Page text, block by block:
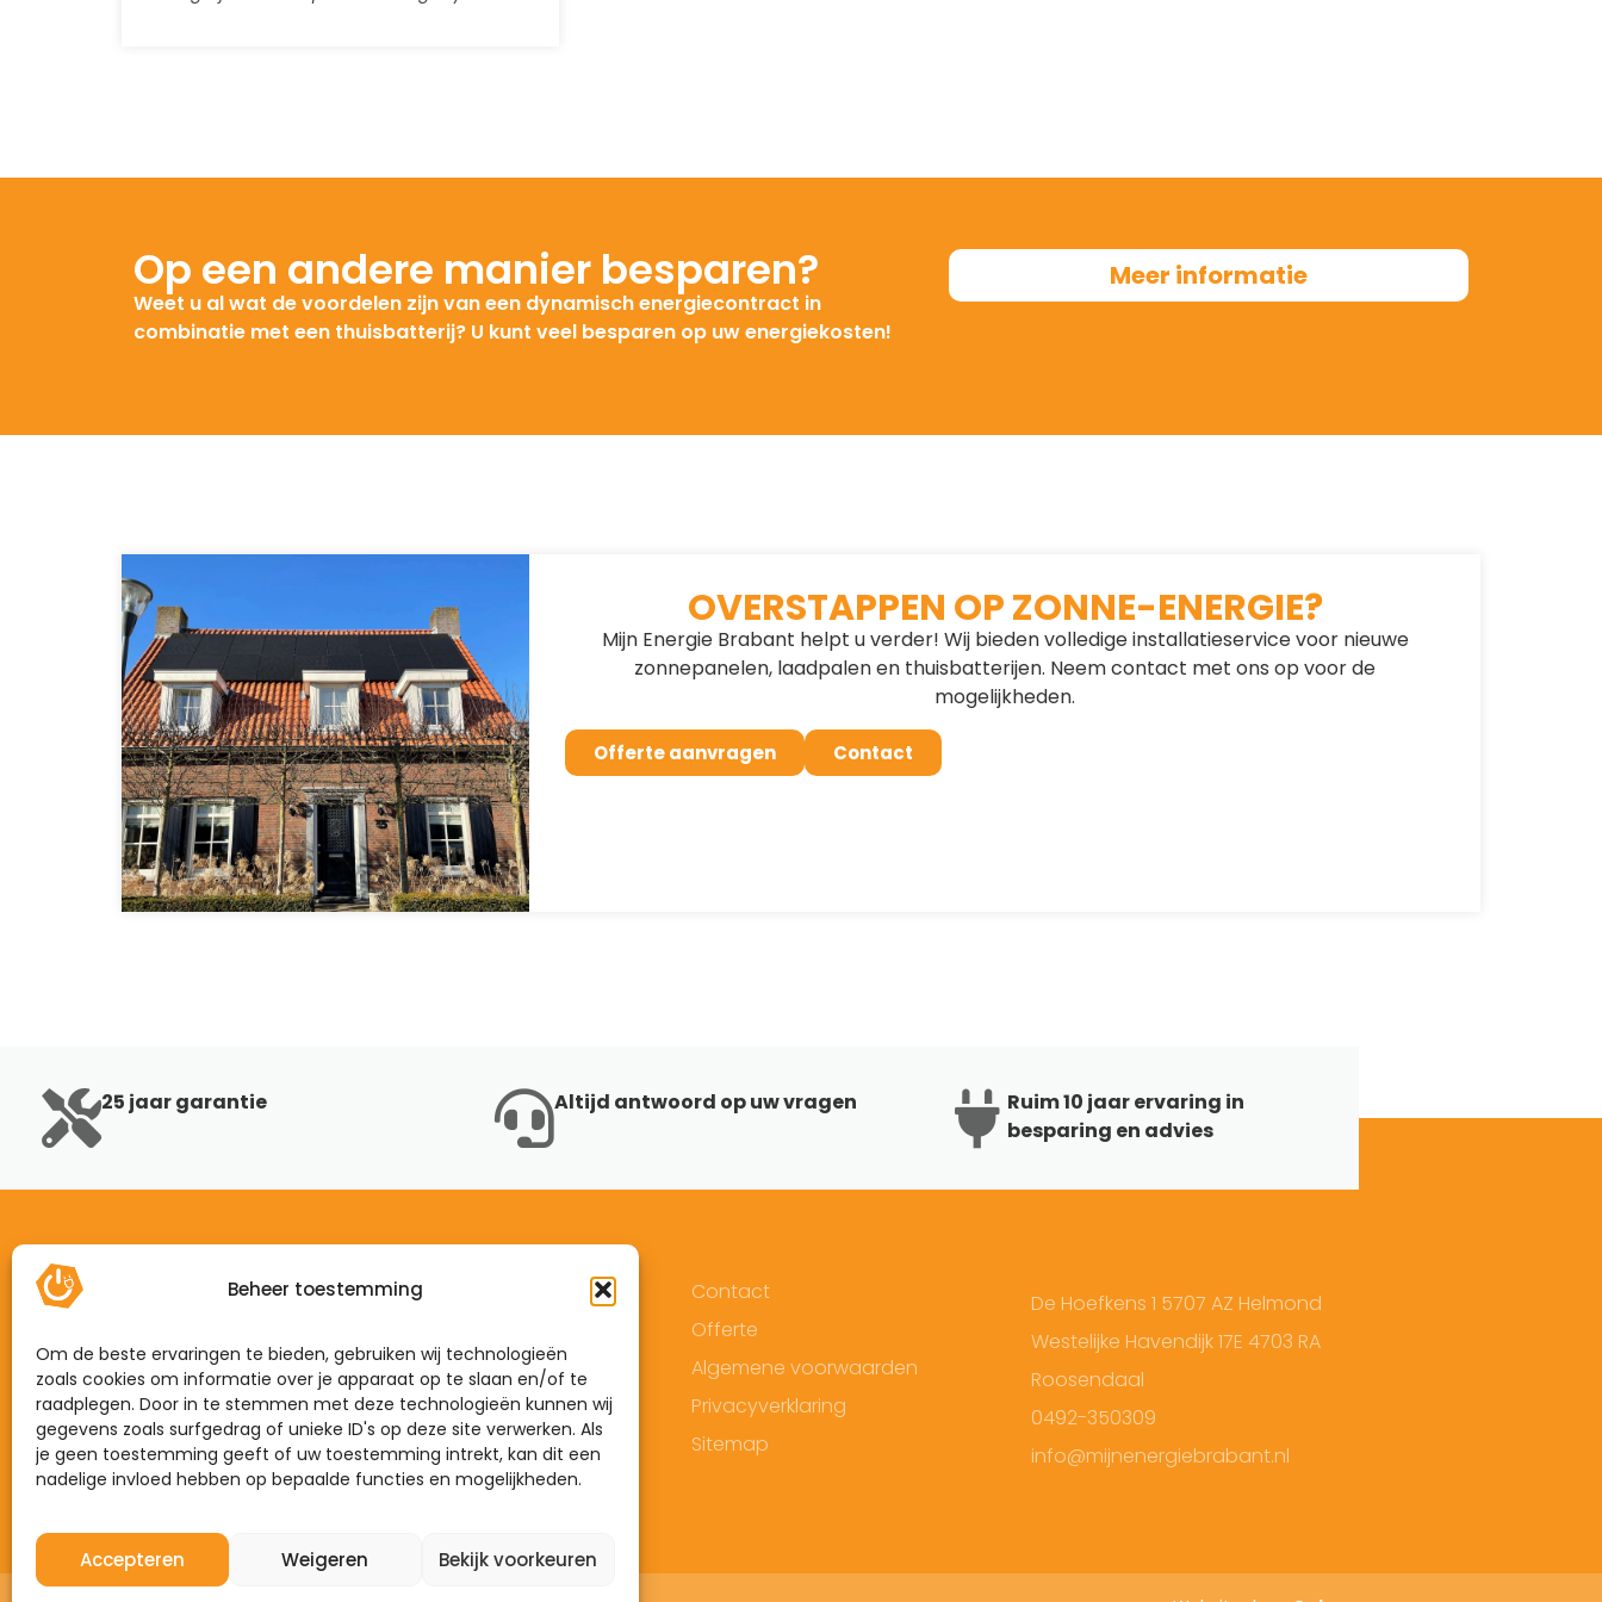
Beheer toestemming
Om de beste ervaringen te bieden, gebruiken wij technologieën
zoals cookies om informatie over je apparaat op te slaan en/of te
raadplegen. Door in te stemmen met deze technologieën kunnen wij
gegevens zoals surfgedrag of unieke ID's op deze site verwerken. Als
je geen toestemming geeft of uw toestemming intrekt, kan dit een
nadelige invloed hebben op bepaalde functies en mogelijkheden.
Accepteren Weigeren Bekijk voorkeuren
Diepte (mm) 250
Op een andere manier besparen?
Weet u al wat de voordelen zijn van een dynamisch energiecontract in
combinatie met een thuisbatterij? U kunt veel besparen op uw energiekosten!
Meer informatie
OVERSTAPPEN OP ZONNE-ENERGIE?
Mijn Energie Brabant helpt u verder! Wij bieden volledige installatieservice voor nieuwe
zonnepanelen, laadpalen en thuisbatterijen. Neem contact met ons op voor de
mogelijkheden.
Offerte aanvragen Contact
25 jaar garantie Altijd antwoord op uw vragen
Ruim 10 jaar ervaring in
besparing en advies
Home
Mijn energie
Dynamisch
Zonnepanelen
Laadpalen
Thuisbatterijen
Contact
Offerte
Algemene voorwaarden
Privacyverklaring
Sitemap
De Hoefkens 1 5707 AZ Helmond
Westelijke Havendijk 17E 4703 RA
Roosendaal
0492-350309
info@mijnenergiebrabant.nl